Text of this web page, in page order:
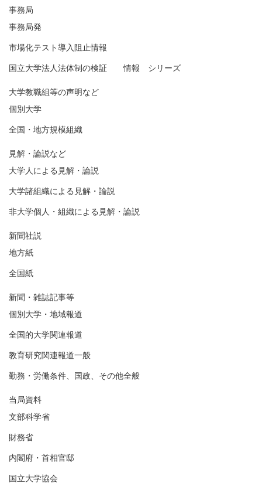
事務局
事務局発
市場化テスト導入阻止情報
国立大学法人法体制の検証 情報 シリーズ
大学教職組等の声明など
個別大学
全国・地方規模組織
見解・論説など
大学人による見解・論説
大学諸組織による見解・論説
非大学個人・組織による見解・論説
新聞社説
地方紙
全国紙
新聞・雑誌記事等
個別大学・地域報道
全国的大学関連報道
教育研究関連報道一般
勤務・労働条件、国政、その他全般
当局資料
文部科学省
財務省
内閣府・首相官邸
国立大学協会